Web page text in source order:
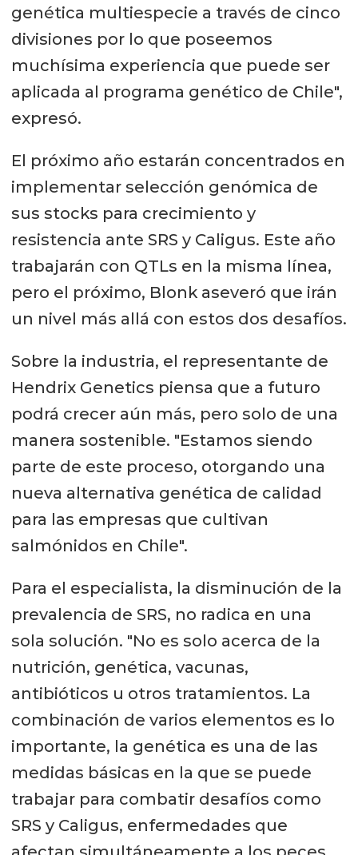
genética multiespecie a través de cinco
divisiones por lo que poseemos
muchísima experiencia que puede ser
aplicada al programa genético de Chile",
expresó.
El próximo año estarán concentrados en
implementar selección genómica de
sus stocks para crecimiento y
resistencia ante SRS y Caligus. Este año
trabajarán con QTLs en la misma línea,
pero el próximo, Blonk aseveró que irán
un nivel más allá con estos dos desafíos.
Sobre la industria, el representante de
Hendrix Genetics piensa que a futuro
podrá crecer aún más, pero solo de una
manera sostenible. "Estamos siendo
parte de este proceso, otorgando una
nueva alternativa genética de calidad
para las empresas que cultivan
salmónidos en Chile".
Para el especialista, la disminución de la
prevalencia de SRS, no radica en una
sola solución. "No es solo acerca de la
nutrición, genética, vacunas,
antibióticos u otros tratamientos. La
combinación de varios elementos es lo
importante, la genética es una de las
medidas básicas en la que se puede
trabajar para combatir desafíos como
SRS y Caligus, enfermedades que